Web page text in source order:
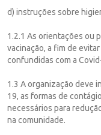
d) instruções sobre
1.2.1 As orientações ou
vacinação, a fim de
confundidas com a
1.3 A organização deve
19, as formas de
necessários para
na comunidade.